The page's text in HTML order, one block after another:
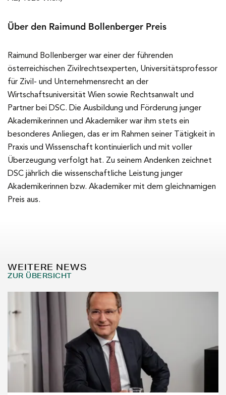
Über den Raimund Bollenberger Preis
Raimund Bollenberger war einer der führenden
österreichischen Zivilrechtsexperten, Universitätsprofessor
für Zivil- und Unternehmensrecht an der
Wirtschaftsuniversität Wien sowie Rechtsanwalt und
Partner bei DSC. Die Ausbildung und Förderung junger
Akademikerinnen und Akademiker war ihm stets ein
besonderes Anliegen, das er im Rahmen seiner Tätigkeit in
Praxis und Wissenschaft kontinuierlich und mit voller
Überzeugung verfolgt hat. Zu seinem Andenken zeichnet
DSC jährlich die wissenschaftliche Leistung junger
Akademikerinnen bzw. Akademiker mit dem gleichnamigen
Preis aus.
WEITERE NEWS
ZUR ÜBERSICHT